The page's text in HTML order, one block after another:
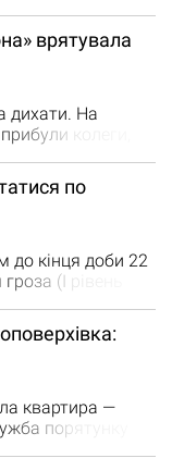
струмом.
про
порятунку
24-ї
врятувала
дихати. На
колеги,
першої
постраждалої та
Наразі
вона…
по
до кінця доби 22
(І рівень
рекомендують
рекламних
і не
При
квартира —
порятунку